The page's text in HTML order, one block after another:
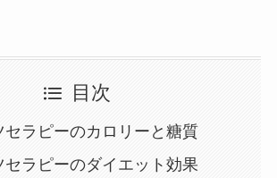
目次
セラピーのカロリーと糖質
セラピーのダイエット効果